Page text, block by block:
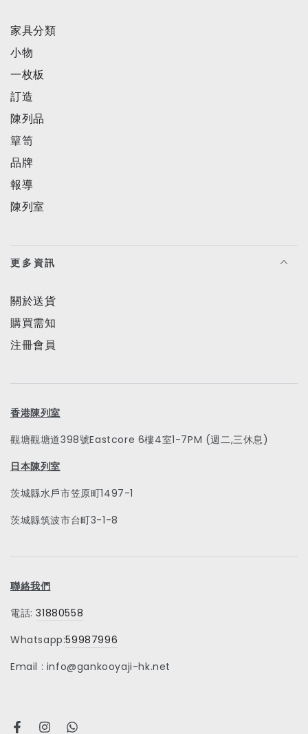
家具分類
小物
一枚板
訂造
陳列品
簞笥
品牌
報導
陳列室
更多資訊
關於送貨
購買需知
注冊會員
香港陳列室
觀塘觀塘道398號Eastcore 6樓4室1-7PM (週二,三休息)
日本陳列室
茨城縣水戶市笠原町1497-1
茨城縣筑波市台町3-1-8
聯絡我們
電話:31880558
Whatsapp:59987996
Email : info@gankooyaji-hk.net